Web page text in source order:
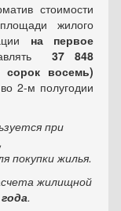
стоимости
жилого
на первое
37 848
сорок восемь)
2-м полугодии
при
покупки жилья.
жилищной
.